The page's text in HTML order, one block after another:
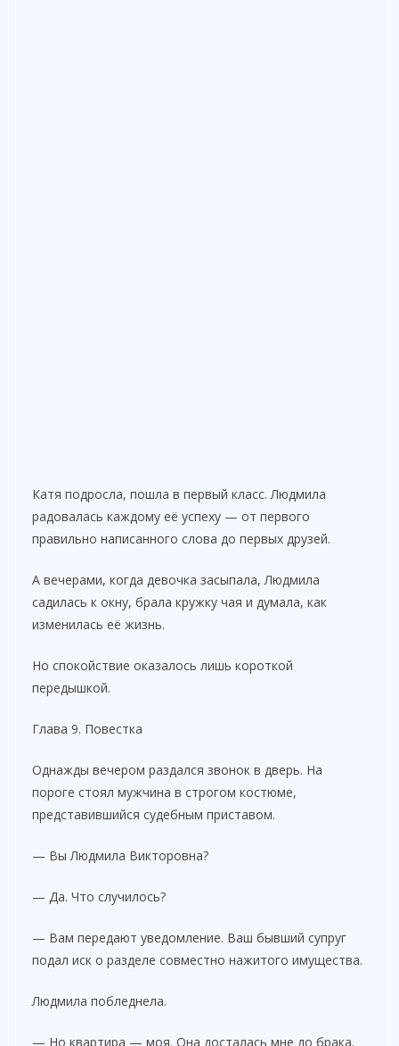
Катя подросла, пошла в первый класс. Людмила
радовалась каждому её успеху — от первого
правильно написанного слова до первых друзей.
А вечерами, когда девочка засыпала, Людмила
садилась к окну, брала кружку чая и думала, как
изменилась её жизнь.
Но спокойствие оказалось лишь короткой
передышкой.
Глава 9. Повестка
Однажды вечером раздался звонок в дверь. На
пороге стоял мужчина в строгом костюме,
представившийся судебным приставом.
— Вы Людмила Викторовна?
— Да. Что случилось?
— Вам передают уведомление. Ваш бывший супруг
подал иск о разделе совместно нажитого имущества.
Людмила побледнела.
— Но квартира — моя. Она досталась мне до брака.